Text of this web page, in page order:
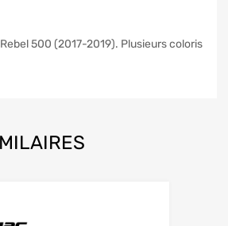
500 (2017-2019). Plusieurs coloris